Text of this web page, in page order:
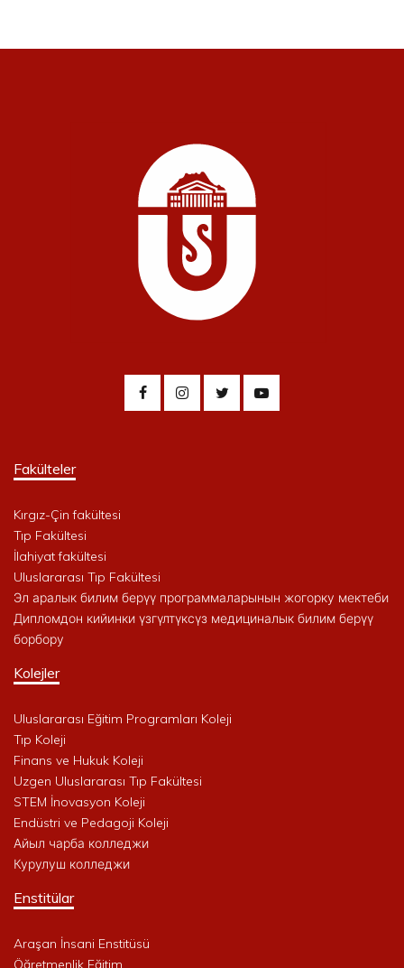
Fakülteler
Kırgız-Çin fakültesi
Tıp Fakültesi
İlahiyat fakültesi
Uluslararası Tıp Fakültesi
Эл аралык билим берүү программаларынын жогорку мектеби
Дипломдон кийинки үзгүлтүксүз медициналык билим берүү
борбору
Kolejler
Uluslararası Eğitim Programları Koleji
Tıp Koleji
Finans ve Hukuk Koleji
Uzgen Uluslararası Tıp Fakültesi
STEM İnovasyon Koleji
Endüstri ve Pedagoji Koleji
Айыл чарба колледжи
Курулуш колледжи
Enstitülar
Araşan İnsani Enstitüsü
Öğretmenlik Eğitim